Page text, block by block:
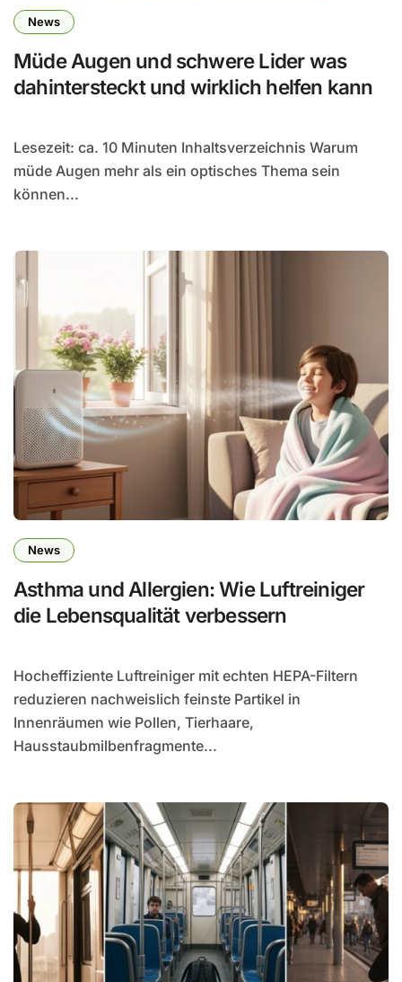
News
Müde Augen und schwere Lider was
dahintersteckt und wirklich helfen kann
Lesezeit: ca. 10 Minuten Inhaltsverzeichnis Warum
müde Augen mehr als ein optisches Thema sein
können...
News
Asthma und Allergien: Wie Luftreiniger
die Lebensqualität verbessern
Hocheffiziente Luftreiniger mit echten HEPA-Filtern
reduzieren nachweislich feinste Partikel in
Innenräumen wie Pollen, Tierhaare,
Hausstaubmilbenfragmente...